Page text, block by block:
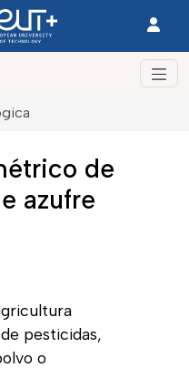
de
azufre
pesticidas,
o